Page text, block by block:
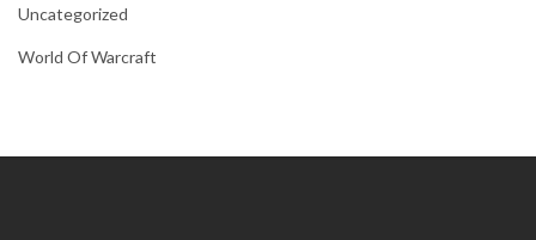
Uncategorized
World Of Warcraft